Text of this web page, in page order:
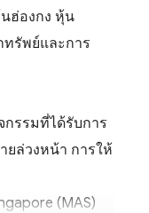
ฮ่องกง หุ้น
รัพย์และการ
รรมที่ได้รับการ
ล่วงหน้า การให้
(MAS)